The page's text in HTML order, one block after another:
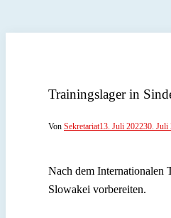
Trainingslager in
Von Sekretariat13. Juli 202230. Juli
Nach dem Internationalen
Slowakei vorbereiten.